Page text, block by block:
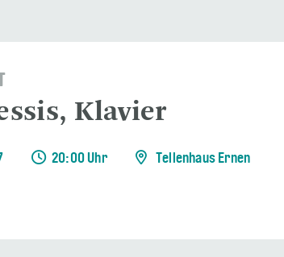
Klavier
20:00 Uhr Tellenhaus Ernen